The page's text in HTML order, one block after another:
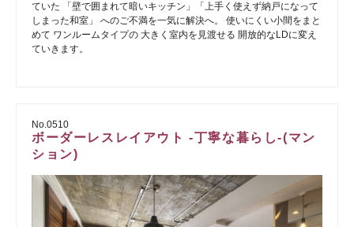
ていた 「壁で囲まれて暗いキッチン」「上手く使えず納戸になって
しまった和室」 へのご不満を一気に解決へ。 使いにくい小間をまと
めて ワンルームタイプの 大きく室内を見渡せる 開放的なLDに変え
ていきます。
No.0510
ボーダーレスレイアウト -丁寧な暮らし-(マン
ション)